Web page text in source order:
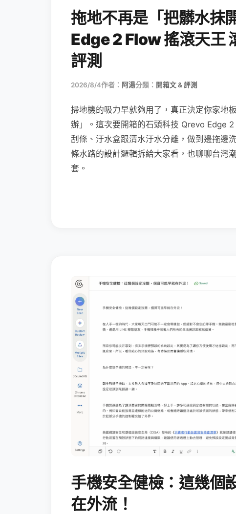
拖地不再是「把髒水抹
Edge 2 Flow 搖滾天王
評測
2026/8/4作者： 阿湯分類： 開箱文 & 評測
掃地機的吸力早就夠用了，真正決定你家地
辦」。這次要開箱的石頭科技 Qrevo Edge
刮條、汙水盒跟清水汙水分離，做到邊拖邊
條水路的設計邏輯拆給大家看，也聊聊台灣
套。
手機安全健檢：這幾個
在外流！